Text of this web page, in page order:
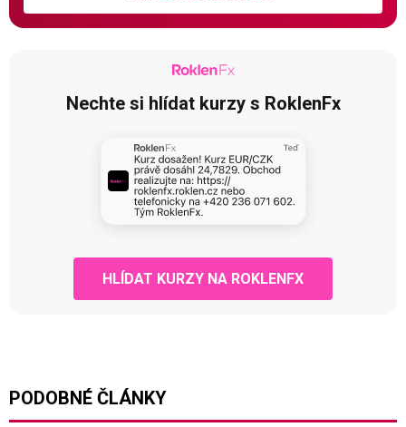
Nechte si hlídat kurzy s RoklenFx
HLÍDAT KURZY NA ROKLENFX
PODOBNÉ ČLÁNKY